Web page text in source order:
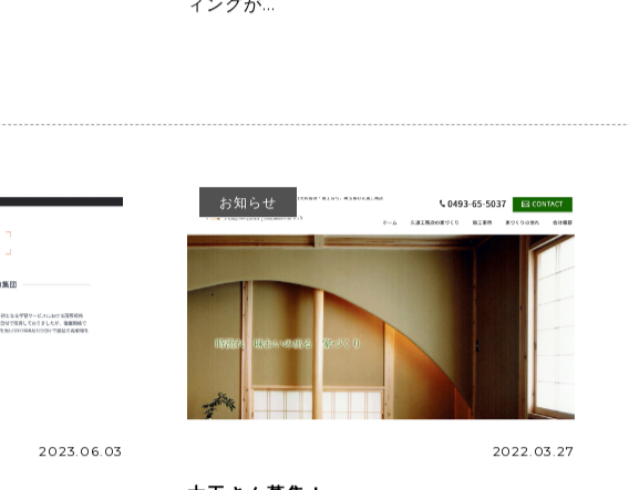
ィングが…
2023.06.03
お知らせ
2022.03.27